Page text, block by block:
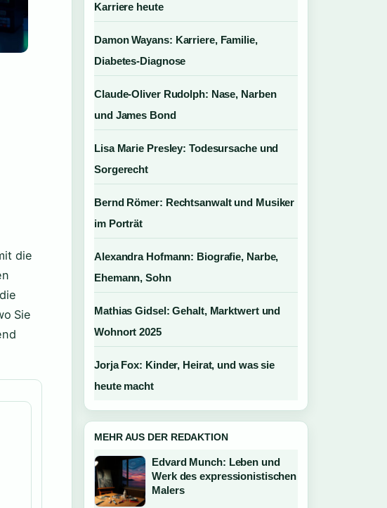
die
Sie
Karriere heute
Damon Wayans: Karriere, Familie,
Diabetes-Diagnose
Claude-Oliver Rudolph: Nase, Narben
und James Bond
Lisa Marie Presley: Todesursache und
Sorgerecht
Bernd Römer: Rechtsanwalt und Musiker
im Porträt
Alexandra Hofmann: Biografie, Narbe,
Ehemann, Sohn
Mathias Gidsel: Gehalt, Marktwert und
Wohnort 2025
Jorja Fox: Kinder, Heirat, und was sie
heute macht
MEHR AUS DER REDAKTION
Edvard Munch: Leben und
Werk des expressionistischen
Malers